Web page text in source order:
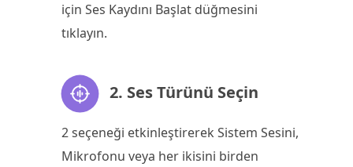
için Ses Kaydını Başlat düğmesini
tıklayın.
2. Ses Türünü Seçin
2 seçeneği etkinleştirerek Sistem Sesini,
Mikrofonu veya her ikisini birden